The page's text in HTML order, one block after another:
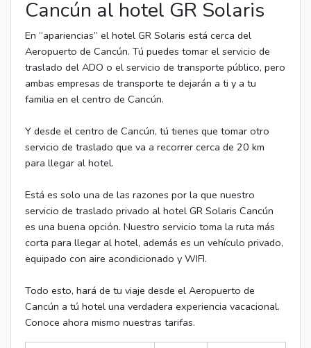
Cancún al hotel GR Solaris
En “apariencias” el hotel GR Solaris está cerca del
Aeropuerto de Cancún. Tú puedes tomar el servicio de
traslado del ADO o el servicio de transporte público, pero
ambas empresas de transporte te dejarán a ti y a tu
familia en el centro de Cancún.
Y desde el centro de Cancún, tú tienes que tomar otro
servicio de traslado que va a recorrer cerca de 20 km
para llegar al hotel.
Está es solo una de las razones por la que nuestro
servicio de traslado privado al hotel GR Solaris Cancún
es una buena opción. Nuestro servicio toma la ruta más
corta para llegar al hotel, además es un vehículo privado,
equipado con aire acondicionado y WIFI.
Todo esto, hará de tu viaje desde el Aeropuerto de
Cancún a tú hotel una verdadera experiencia vacacional.
Conoce ahora mismo nuestras tarifas.